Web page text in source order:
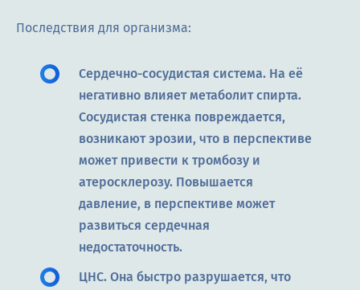
Последствия для организма:
Сердечно-сосудистая система. На её
негативно влияет метаболит спирта.
Сосудистая стенка повреждается,
возникают эрозии, что в перспективе
может привести к тромбозу и
атеросклерозу. Повышается
давление, в перспективе может
развиться сердечная
недостаточность.
ЦНС. Она быстро разрушается, что